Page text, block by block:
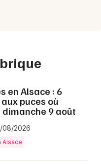
en Alsace : 6
puces où
dimanche 9 août
08/2026
Alsace